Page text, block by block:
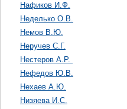
Нафиков И.Ф.
Неделько О.В.
Немов В.Ю.
Неручев С.Г.
Нестеров А.Р.
Нефедов Ю.В.
Нехаев А.Ю.
Низяева И.С.